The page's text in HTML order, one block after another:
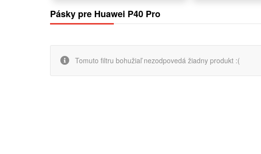
Pásky pre Huawei P40 Pro
Tomuto filtru bohužiaľ nezodpovedá žiadny produkt :(